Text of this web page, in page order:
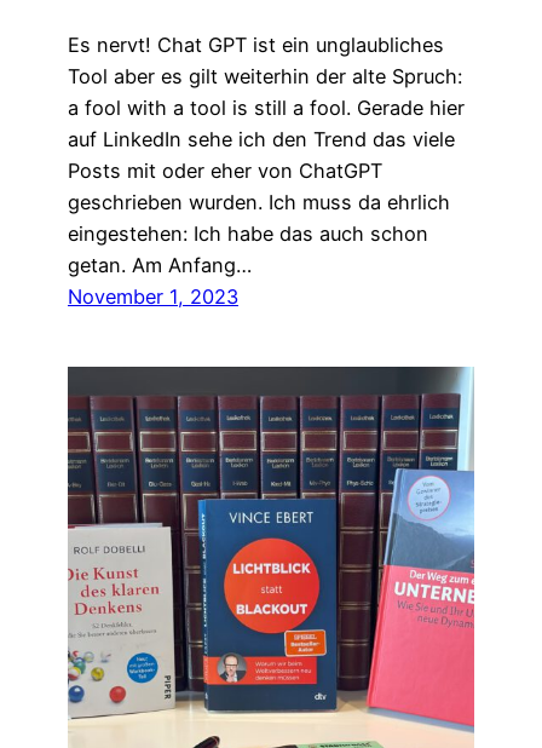
Es nervt! Chat GPT ist ein unglaubliches
Tool aber es gilt weiterhin der alte Spruch:
a fool with a tool is still a fool. Gerade hier
auf LinkedIn sehe ich den Trend das viele
Posts mit oder eher von ChatGPT
geschrieben wurden. Ich muss da ehrlich
eingestehen: Ich habe das auch schon
getan. Am Anfang…
November 1, 2023